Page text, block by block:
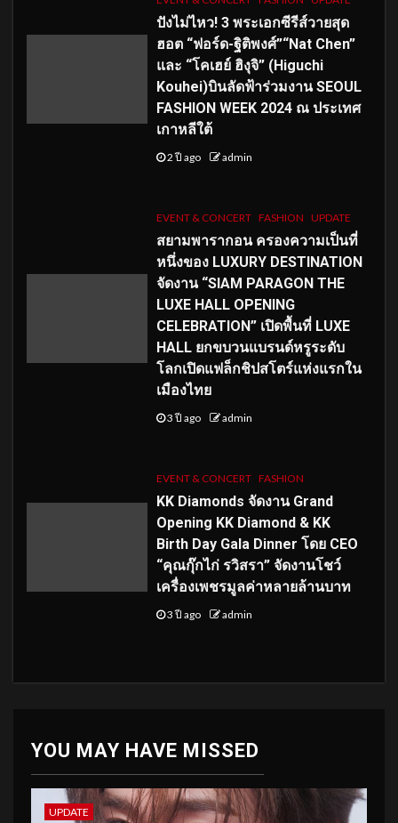
ปังไม่ไหว! 3 พระเอกซีรีส์วายสุด
ฮอต “ฟอร์ด-ฐิติพงศ์”“Nat Chen”
และ “โคเฮย์ ฮิงุจิ” (Higuchi
Kouhei)บินลัดฟ้าร่วมงาน SEOUL
FASHION WEEK 2024 ณ ประเทศ
เกาหลีใต้
2 ปี ago admin
EVENT & CONCERT FASHION UPDATE
สยามพารากอน ครองความเป็นที่
หนึ่งของ LUXURY DESTINATION
จัดงาน “SIAM PARAGON THE
LUXE HALL OPENING
CELEBRATION” เปิดพื้นที่ LUXE
HALL ยกขบวนแบรนด์หรูระดับ
โลกเปิดแฟล็กชิปสโตร์แห่งแรกใน
เมืองไทย
3 ปี ago admin
EVENT & CONCERT FASHION
KK Diamonds จัดงาน Grand
Opening KK Diamond & KK
Birth Day Gala Dinner โดย CEO
“คุณกุ๊กไก่ รวิสรา” จัดงานโชว์
เครื่องเพชรมูลค่าหลายล้านบาท
3 ปี ago admin
YOU MAY HAVE MISSED
UPDATE